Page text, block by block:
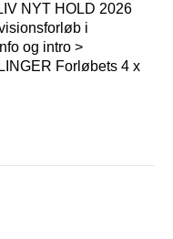
NYT HOLD 2026
i
og intro >
Forløbets 4 x